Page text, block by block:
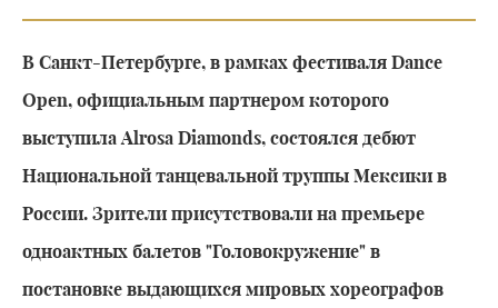
В Санкт-Петербурге, в рамках фестиваля Dance
Open, официальным партнером которого
выступила Alrosa Diamonds, состоялся дебют
Национальной танцевальной труппы Мексики в
России. Зрители присутствовали на премьере
одноактных балетов "Головокружение" в
постановке выдающихся мировых хореографов